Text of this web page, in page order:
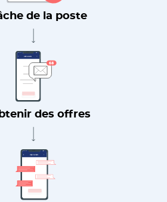
de la poste
des offres